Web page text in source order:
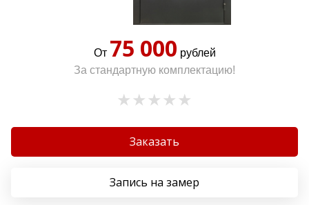
От 75 000 рублей
За стандартную комплектацию!
Заказать
Запись на замер